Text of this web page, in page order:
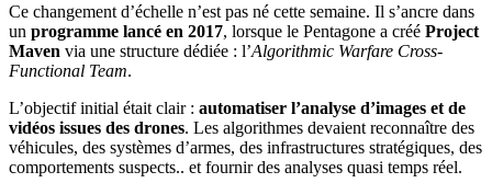
Ce changement d’échelle n’est pas né cette semaine. Il s’ancre dans
un programme lancé en 2017, lorsque le Pentagone a créé Project
Maven via une structure dédiée : l’Algorithmic Warfare Cross-
Functional Team.
L’objectif initial était clair : automatiser l’analyse d’images et de
vidéos issues des drones. Les algorithmes devaient reconnaître des
véhicules, des systèmes d’armes, des infrastructures stratégiques, des
comportements suspects.. et fournir des analyses quasi temps réel.